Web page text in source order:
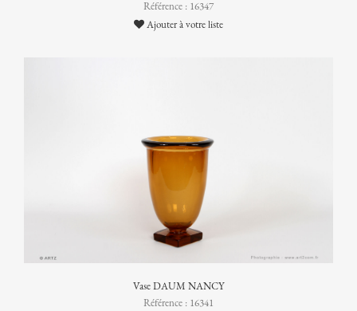
Référence : 16347
Ajouter à votre liste
Vase DAUM NANCY
Référence : 16341